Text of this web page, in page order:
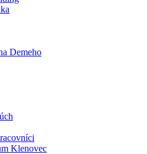
Demeho
Klenovec